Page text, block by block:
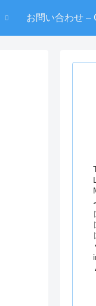
お問い合わせ –